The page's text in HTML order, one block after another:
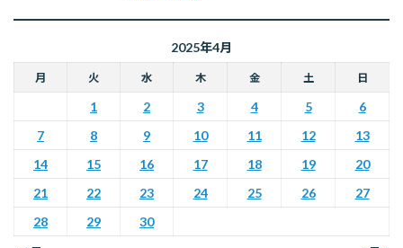
2025年4月
月 火 水 木 金 土 日
1 2 3 4 5
6
7
8 9 10 11 12
13
14
15 16 17 18 19
20
21
22 23 24 25 26
27
28
29
30